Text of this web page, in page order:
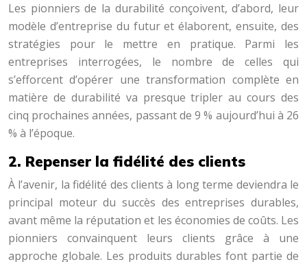
Les pionniers de la durabilité conçoivent, d’abord, leur
modèle d’entreprise du futur et élaborent, ensuite, des
stratégies pour le mettre en pratique. Parmi les
entreprises interrogées, le nombre de celles qui
s’efforcent d’opérer une transformation complète en
matière de durabilité va presque tripler au cours des
cinq prochaines années, passant de 9 % aujourd’hui à 26
% à l’époque.
2. Repenser la fidélité des clients
À l’avenir, la fidélité des clients à long terme deviendra le
principal moteur du succès des entreprises durables,
avant même la réputation et les économies de coûts. Les
pionniers convainquent leurs clients grâce à une
approche globale. Les produits durables font partie de